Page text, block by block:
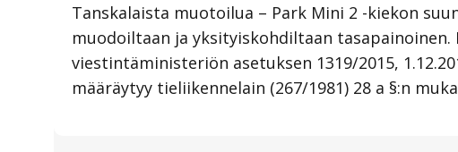
Tanskalaista muotoilua – Park Mini 2 -kiekon
muodoiltaan ja yksityiskohdiltaan
viestintäministeriön asetuksen 1319/2015,
määräytyy tieliikennelain (267/1981) 28 a §:n